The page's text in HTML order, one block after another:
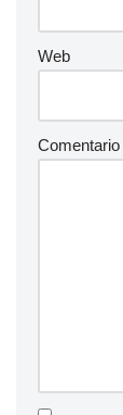
Web
Comentario